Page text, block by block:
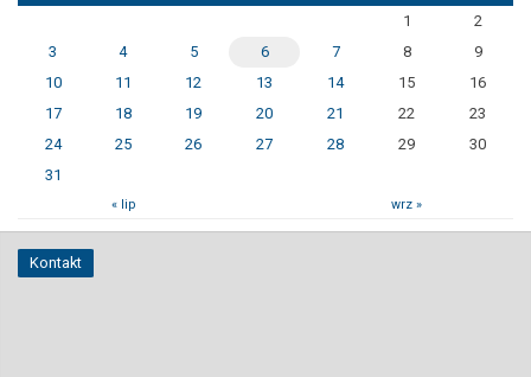
1
2
3
4 5 6 7 8
9
10
11 12 13 14 15
16
17
18 19 20 21 22
23
24
25 26 27 28 29
30
31
« lip wrz »
Kontakt